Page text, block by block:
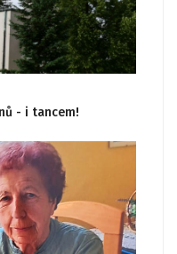
- i tancem!